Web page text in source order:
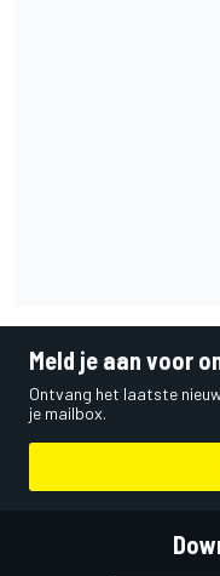
Meld je aan voor
Ontvang het laatste
je mailbox.